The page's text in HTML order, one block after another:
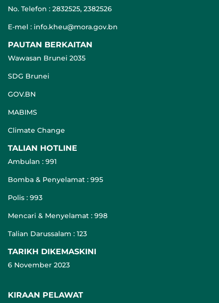
No. Telefon : 2832525, 2382526
E-mel : info.kheu@mora.gov.bn
PAUTAN BERKAITAN
Wawasan Brunei 2035
SDG Brunei
GOV.BN
MABIMS
Climate Change
TALIAN HOTLINE
Ambulan : 991
Bomba & Penyelamat : 995
Polis : 993
Mencari & Menyelamat : 998
Talian Darussalam : 123
TARIKH DIKEMASKINI
6 November 2023
KIRAAN PELAWAT